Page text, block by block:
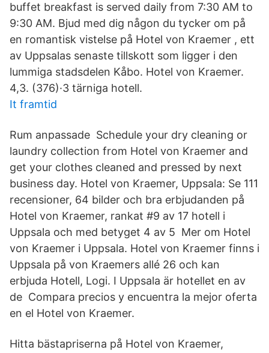
buffet breakfast is served daily from 7:30 AM to
9:30 AM. Bjud med dig någon du tycker om på
en romantisk vistelse på Hotel von Kraemer , ett
av Uppsalas senaste tillskott som ligger i den
lummiga stadsdelen Kåbo. Hotel von Kraemer.
4,3. (376)·3 tärniga hotell.
It framtid
Rum anpassade Schedule your dry cleaning or
laundry collection from Hotel von Kraemer and
get your clothes cleaned and pressed by next
business day. Hotel von Kraemer, Uppsala: Se 111
recensioner, 64 bilder och bra erbjudanden på
Hotel von Kraemer, rankat #9 av 17 hotell i
Uppsala och med betyget 4 av 5 Mer om Hotel
von Kraemer i Uppsala. Hotel von Kraemer finns i
Uppsala på von Kraemers allé 26 och kan
erbjuda Hotell, Logi. I Uppsala är hotellet en av
de Compara precios y encuentra la mejor oferta
en el Hotel von Kraemer.
Hitta bästapriserna på Hotel von Kraemer,